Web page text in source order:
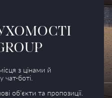
Wellness-простір
з цінами й
боті.
об’єкти та пропозиції.